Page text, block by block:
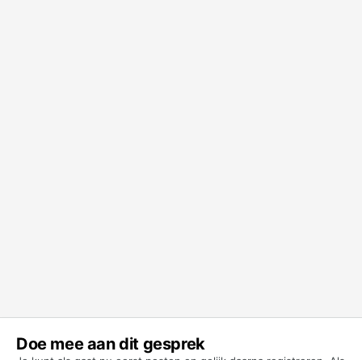
Doe mee aan dit gesprek